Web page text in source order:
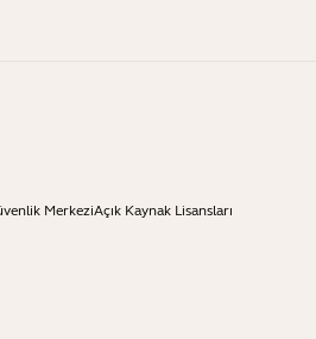
MerkeziAçık Kaynak Lisansları